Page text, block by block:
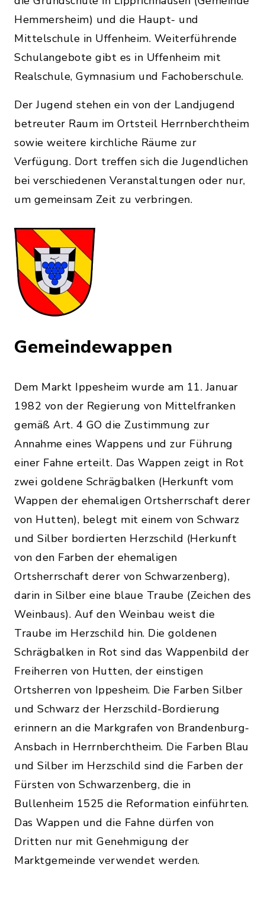
Hemmersheim) und die Haupt- und
Mittelschule in Uffenheim. Weiterführende
Schulangebote gibt es in Uffenheim mit
Realschule, Gymnasium und Fachoberschule.
Der Jugend stehen ein von der Landjugend
betreuter Raum im Ortsteil Herrnberchtheim
sowie weitere kirchliche Räume zur
Verfügung. Dort treffen sich die Jugendlichen
bei verschiedenen Veranstaltungen oder nur,
um gemeinsam Zeit zu verbringen.
Gemeindewappen
Dem Markt Ippesheim wurde am 11. Januar
1982 von der Regierung von Mittelfranken
gemäß Art. 4 GO die Zustimmung zur
Annahme eines Wappens und zur Führung
einer Fahne erteilt. Das Wappen zeigt in Rot
zwei goldene Schrägbalken (Herkunft vom
Wappen der ehemaligen Ortsherrschaft derer
von Hutten), belegt mit einem von Schwarz
und Silber bordierten Herzschild (Herkunft
von den Farben der ehemaligen
Ortsherrschaft derer von Schwarzenberg),
darin in Silber eine blaue Traube (Zeichen des
Weinbaus). Auf den Weinbau weist die
Traube im Herzschild hin. Die goldenen
Schrägbalken in Rot sind das Wappenbild der
Freiherren von Hutten, der einstigen
Ortsherren von Ippesheim. Die Farben Silber
und Schwarz der Herzschild-Bordierung
erinnern an die Markgrafen von Brandenburg-
Ansbach in Herrnberchtheim. Die Farben Blau
und Silber im Herzschild sind die Farben der
Fürsten von Schwarzenberg, die in
Bullenheim 1525 die Reformation einführten.
Das Wappen und die Fahne dürfen von
Dritten nur mit Genehmigung der
Marktgemeinde verwendet werden.